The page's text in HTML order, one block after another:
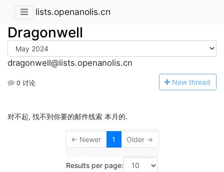
lists.openanolis.cn
Dragonwell
dragonwell@lists.openanolis.cn
0 讨论 New thread
对不起, 找不到你要的邮件线索 本月的.
← Newer 1 Older →
Results per page: